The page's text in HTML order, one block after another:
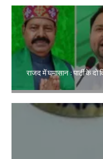
राजद में घमासान : पार्टी के
Amit Lekh